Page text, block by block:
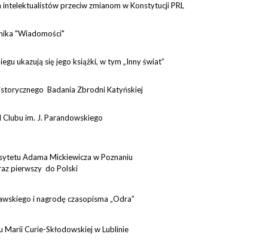
przeciw zmianom w Konstytucji PRL
"Wiadomości"
ukazują się jego książki, w tym „Inny świat”
Badania Zbrodni Katyńskiej
im. J. Parandowskiego
Adama Mickiewicza w Poznaniu
pierwszy do Polski
i nagrodę czasopisma „Odra”
Curie-Skłodowskiej w Lublinie